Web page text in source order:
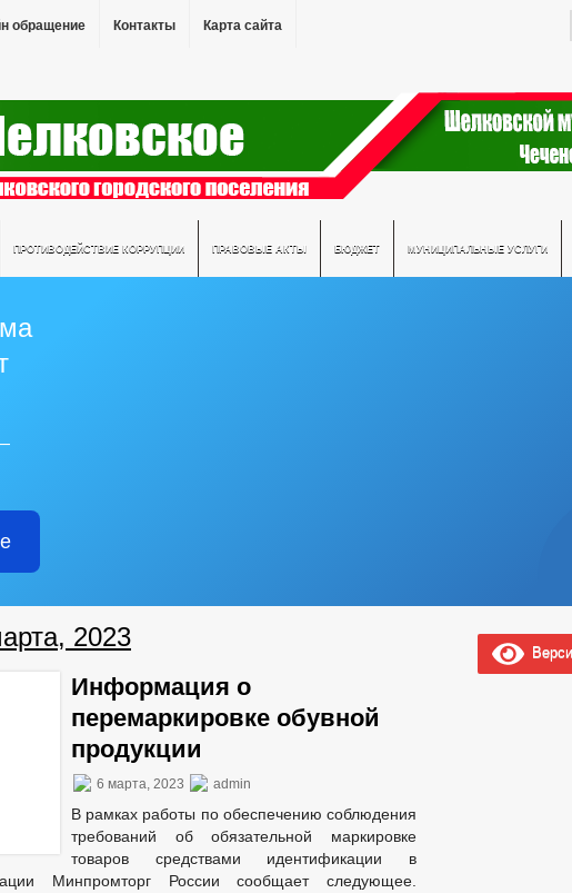
обращение Контакты Карта сайта
ПРОТИВОДЕЙСТВИЕ КОРРУПЦИИ ПРАВОВЫЕ АКТЫ БЮДЖЕТ МУНИЦИПАЛЬНЫЕ УСЛУГИ
2023
Информация о
перемаркировке обувной
продукции
6 марта, 2023 admin
В рамках работы по обеспечению соблюдения
требований об обязательной маркировке
товаров средствами идентификации в
Минпромторг России сообщает следующее.